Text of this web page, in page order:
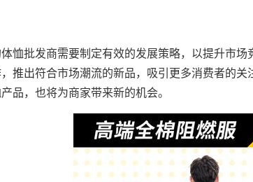
恤批发商需要制定有效的发展策略，以提升市
推出符合市场潮流的新品，吸引更多消费者的
品，也将为商家带来新的机会。